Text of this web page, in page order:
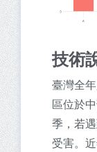
技術
臺灣全
區位於
季，若
受害。